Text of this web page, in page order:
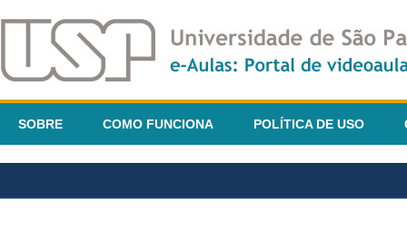
SOBRE COMO FUNCIONA POLÍTICA DE USO